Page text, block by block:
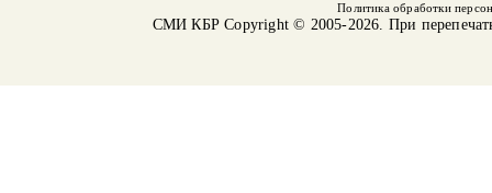
Политика обработки
СМИ КБРCopyright © 2005-2026. При